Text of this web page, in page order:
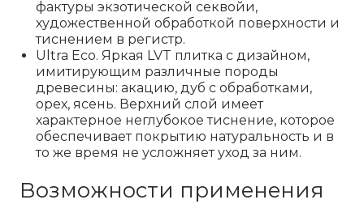
фактуры экзотической секвойи,
художественной обработкой поверхности и
тиснением в регистр.
Ultra Eco. Яркая LVT плитка с дизайном,
имитирующим различные породы
древесины: акацию, дуб с обработками,
орех, ясень. Верхний слой имеет
характерное неглубокое тиснение, которое
обеспечивает покрытию натуральность и в
то же время не усложняет уход за ним.
Возможности применения